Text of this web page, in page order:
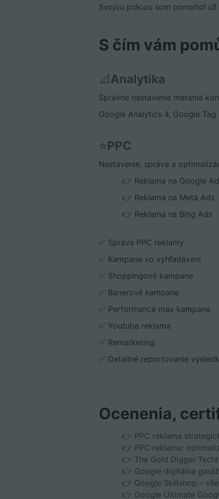
Svojou prácou som pomohol
S čím vám
📐Analytika
Správne nastavenie merania
Google Analytics 4, Google
⭐️PPC
Nastavenie, správa a
👉 Reklama na Google
👉 Reklama na Meta Ads
👉 Reklama na Bing Ads
✅ Správa PPC reklamy
✅ Kampane vo vyhľadávaní
✅ Shoppingové kampane
✅ Banerové kampane
✅ Performance max kampane
✅ Youtube reklama
✅ Remarketing
✅ Detailné reportovanie
Ocenenia,
👉 PPC reklama
👉 PPC reklama:
👉 The Gold Digger
👉 Google digitálna
👉 Google Skillshop –
👉 Google Ultimate